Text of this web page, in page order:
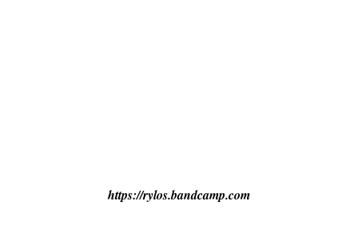
https://rylos.bandcamp.com